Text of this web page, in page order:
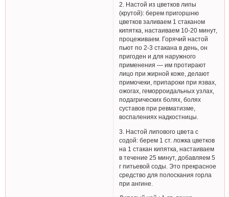
2. Настой из цветков липы
(крутой): берем пригоршню
цветков заливаем 1 стаканом
кипятка, настаиваем 10-20 минут,
процеживаем. Горячий настой
пьют по 2-3 стакана в день, он
пригоден и для наружного
применения — им протирают
лицо при жирной коже, делают
примочеки, припароки при язвах,
ожогах, геморроидальных узлах,
подагрических болях, болях
суставов при ревматизме,
воспалениях надкостницы.
3. Настой липового цвета с
содой: берем 1 ст. ложка цветков
на 1 стакан кипятка, настаиваем
в течение 25 минут, добавляем 5
г питьевой соды. Это прекрасное
средство для полоскания горла
при ангине.